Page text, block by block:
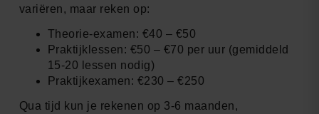
variëren, maar reken op:
Theorie-examen: €40 – €50
Praktijklessen: €50 – €70 per uur (gemiddeld
15-20 lessen nodig)
Praktijkexamen: €230 – €250
Qua tijd kun je rekenen op 3-6 maanden,